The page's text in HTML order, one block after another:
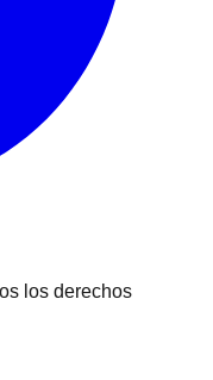
los derechos